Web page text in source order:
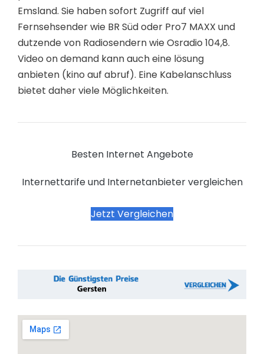
Emsland. Sie haben sofort Zugriff auf viel
Fernsehsender wie BR Süd oder Pro7 MAXX und
dutzende von Radiosendern wie Osradio 104,8.
Video on demand kann auch eine lösung
anbieten (kino auf abruf). Eine Kabelanschluss
bietet daher viele Möglichkeiten.
Besten Internet Angebote
Internettarife und Internetanbieter vergleichen
Jetzt Vergleichen